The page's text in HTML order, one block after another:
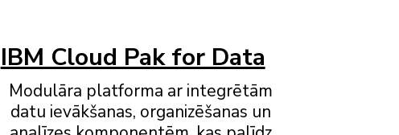
IBM Cloud Pak for Data
Modulāra platforma ar integrētām
datu ievākšanas, organizēšanas un